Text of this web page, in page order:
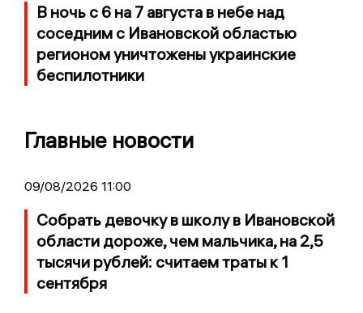
В ночь с 6 на 7 августа в небе над
соседним с Ивановской областью
регионом уничтожены украинские
беспилотники
Главные новости
09/08/2026 11:00
Собрать девочку в школу в Ивановской
области дороже, чем мальчика, на 2,5
тысячи рублей: считаем траты к 1
сентября